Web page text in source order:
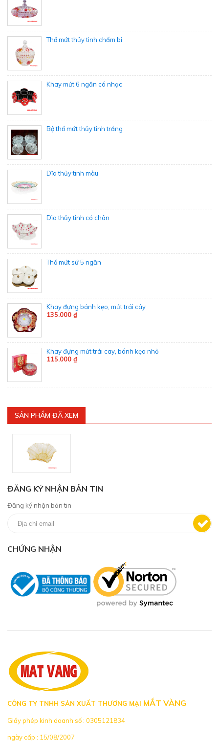
Thố mứt thủy tinh chấm bi
Khay mứt 6 ngăn có nhạc
Bộ thố mứt thủy tinh trắng
Dĩa thủy tinh màu
Dĩa thủy tinh có chân
Thố mứt sứ 5 ngăn
Khay đựng bánh kẹo, mứt trái cây
135.000 ₫
Khay đựng mứt trái cay, bánh kẹo nhỏ
115.000 ₫
SẢN PHẨM ĐÃ XEM
ĐĂNG KÝ NHẬN BẢN TIN
Đăng ký nhận bản tin
CHỨNG NHẬN
CÔNG TY TNHH SẢN XUẤT THƯƠNG MẠI MẮT VÀNG
Giấy phép kinh doanh số : 0305121834
ngày cấp : 15/08/2007